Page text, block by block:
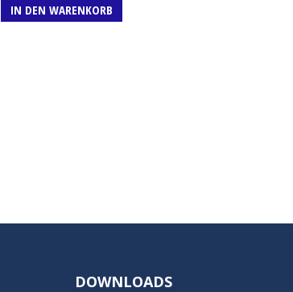
IN DEN WARENKORB
DOWNLOADS